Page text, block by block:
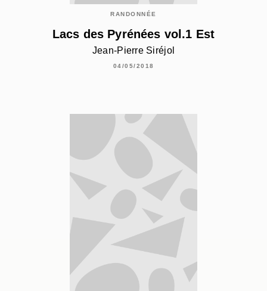
RANDONNÉE
Lacs des Pyrénées vol.1 Est
Jean-Pierre Siréjol
04/05/2018